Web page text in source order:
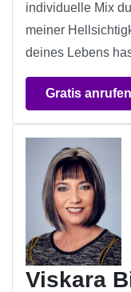
individuelle Mix
meiner
deines Lebens
Gratis anrufen
Viskara